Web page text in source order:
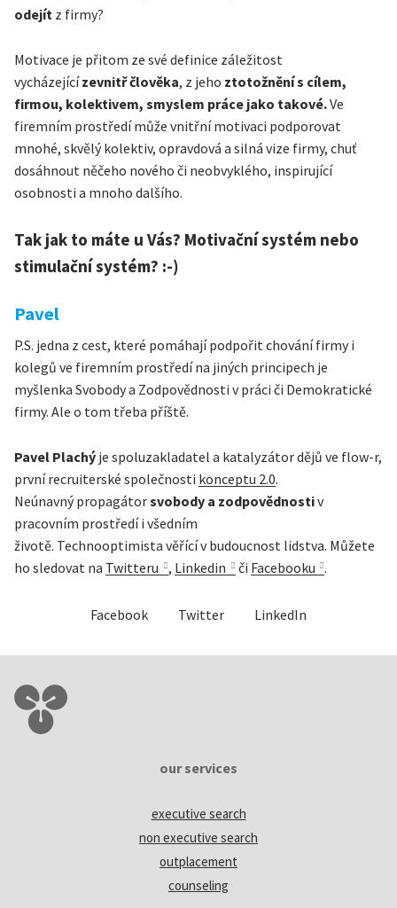
odejít z firmy?
Motivace je přitom ze své definice záležitost
vycházejícízevnitř člověka, z jeho ztotožnění s cílem,
firmou, kolektivem, smyslem práce jako takové.Ve
firemním prostředí může vnitřní motivaci podporovat
mnohé, skvělý kolektiv, opravdová a silná vize firmy, chuť
dosáhnout něčeho nového či neobvyklého, inspirující
osobnosti a mnoho dalšího.
Tak jak to máte u Vás? Motivační systém nebo
stimulační systém? :-)
Pavel
P.S. jedna z cest, které pomáhají podpořit chování firmy i
kolegů ve firemním prostředí na jiných principech je
myšlenka Svobody a Zodpovědnosti v práci či Demokratické
firmy. Ale o tom třeba příště.
Pavel Plachý je spoluzakladatel a katalyzátor dějů ve flow-r,
první recruiterské společnosti konceptu 2.0.
Neúnavný propagátorsvobody a zodpovědnostiv
pracovním prostředí i všedním
životě. Technooptimista věřící v budoucnost lidstva. Můžete
ho sledovat na Twitteru , Linkedin či Facebooku .
Facebook Twitter LinkedIn
our services
executive search
non executive search
outplacement
counseling